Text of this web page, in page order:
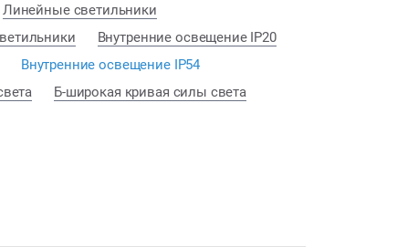
Линейные светильники
Внутренние освещение IP20
Внутренние освещение IP54
Б-широкая кривая силы света